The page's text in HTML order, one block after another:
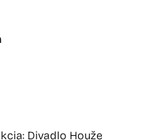
Divadlo Houže